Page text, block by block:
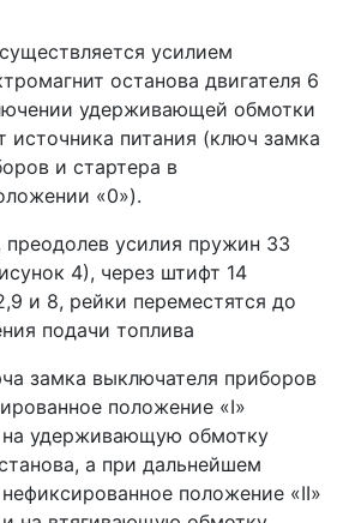
усилием
останова двигателя 6
удерживающей обмотки
источника питания (ключ замка
и стартера в
«0»).
усилия пружин 33
4), через штифт 14
и 8, рейки переместятся до
подачи топлива
замка выключателя приборов
положение «I»
на удерживающую обмотку
а при дальнейшем
положение «II»